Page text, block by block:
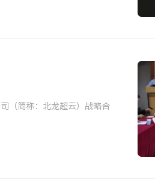
（简称：北龙超云）战略合